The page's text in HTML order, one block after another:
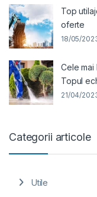
Top
oferte
18/05/
Cele
Topul
21/04/
Categorii articole
Utile